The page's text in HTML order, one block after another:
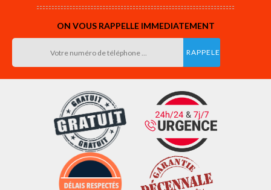
ON VOUS RAPPELLE IMMEDIATEMENT